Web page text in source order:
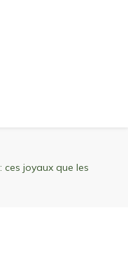
de ski
ces joyaux que les